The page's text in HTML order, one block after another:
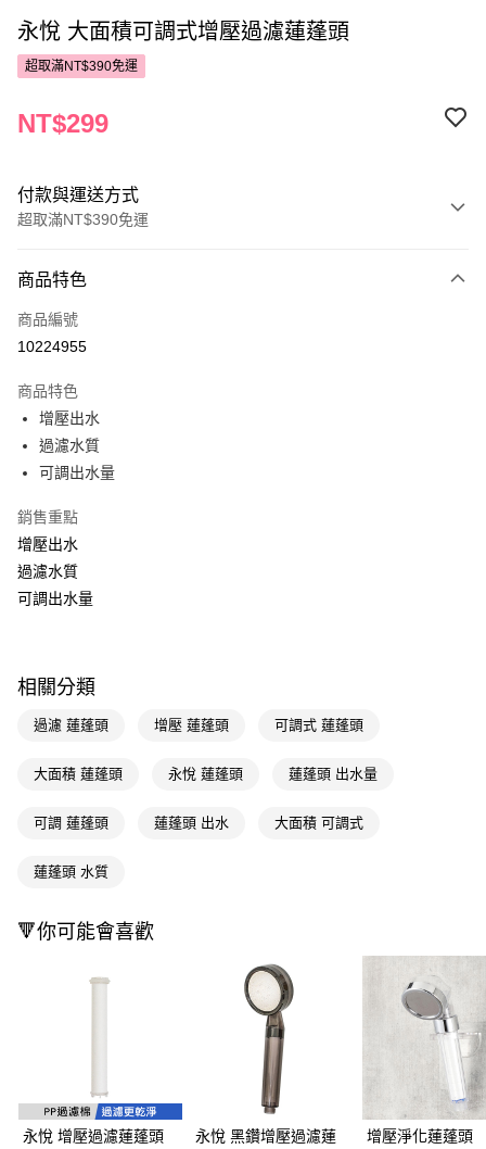
永悅 大面積可調式增壓過濾蓮蓬頭
超取滿NT$390免運
NT$299
付款與運送方式
超取滿NT$390免運
POYA支付
信用卡一次付款
LINE Pay
Apple Pay
悠遊付
Google Pay
AFTEE先享後付是「在收到商品之後才付款」的支付方式。 讓您購物簡單
１．簡單：不需註冊會員、不需綁卡、不需儲值。
１．於結帳方式選擇「AFTEE先享後付」後，將跳轉至「AFTEE先享後付」
３．收到繳費通知簡訊後14天內，點擊此簡訊中的連結，可透過四大超商／
※ 請注意：結帳手續完成當下不需立刻繳費，但若您需要取消訂單，請聯絡
購買商品的店家。未經商家同意取消之訂單仍視為有效，需透過AFTEE先享
※ 交易是否成功請以「AFTEE先享後付 」之結帳頁面顯示為準，若有關於
是否繳費成功／繳費後需取消欲退款等相關疑問，請聯繫「AFTEE先享後付
https://netprotections.freshdesk.com/support/home
１．透過由恩沛科技股份有限公司提供之「AFTEE先享後付」服務完成之交
易，需依本服務之必要範圍內提供個人資料，並將交易相關給付款項請求債
權轉讓予恩沛科技股份有限公司。
２．關於個人資料處理事宜，請瀏覽以下網址：
即享券
運送方式
全家取貨付款
每筆NT$65，滿NT$390(含以上)免運費
每筆NT$65，滿NT$490(含以上)免運費
付款後萊爾富取貨
每筆NT$65，滿NT$490(含以上)免運費
每筆NT$65，滿NT$490(含以上)免運費
付款後7-11取貨
商品特色
商品編號
10224955
商品特色
增壓出水
過濾水質
可調出水量
銷售重點
增壓出水
過濾水質
可調出水量
相關分類
過濾 蓮蓬頭 增壓 蓮蓬頭 可調式 蓮蓬頭
大面積 蓮蓬頭 永悅 蓮蓬頭 蓮蓬頭 出水量
可調 蓮蓬頭 蓮蓬頭 出水 大面積 可調式
蓮蓬頭 水質
🔻你可能會喜歡
永悅 增壓過濾蓮蓬頭
永悅 黑鑽增壓過濾蓮
增壓淨化蓮蓬頭